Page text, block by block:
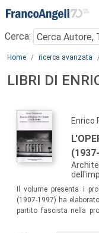
Menu
Cerca:
Main content
Home ricerca avanzata
LIBRI DI
Enrico
Il volume presenta i
(1907-1997) ha
partito fascista nella
1937 e il 1940,